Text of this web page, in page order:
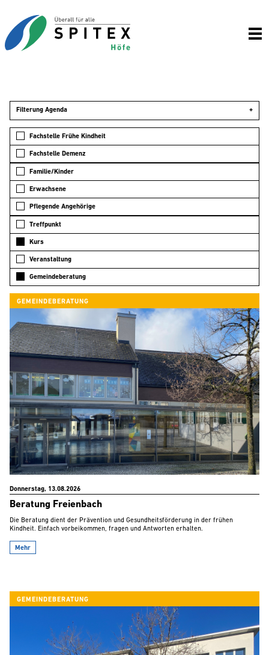
Filterung Agenda +
Fachstelle Frühe Kindheit
Fachstelle Demenz
Familie/Kinder
Erwachsene
Pflegende Angehörige
Treffpunkt
Kurs
Veranstaltung
Gemeindeberatung
GEMEINDEBERATUNG
Donnerstag, 13.08.2026
Beratung Freienbach
Die Beratung dient der Prävention und Gesundheitsförderung in der frühen
Kindheit. Einfach vorbeikommen, fragen und Antworten erhalten.
Mehr
GEMEINDEBERATUNG